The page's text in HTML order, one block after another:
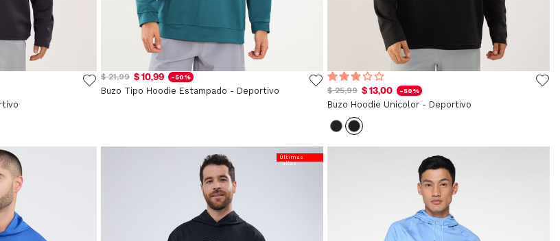
$ 21,99 $ 10,99 -50%
Buzo Tipo Hoodie Estampado - Deportivo $ 25,99 $ 13,00 -50%
Buzo Hoodie Unicolor - Deportivo
Últimas
Tallas